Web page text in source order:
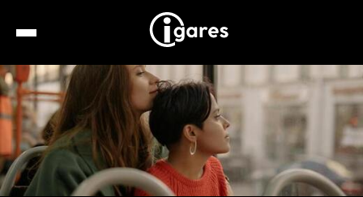
Recherche
Location de voiture
Hôtels
Taxis